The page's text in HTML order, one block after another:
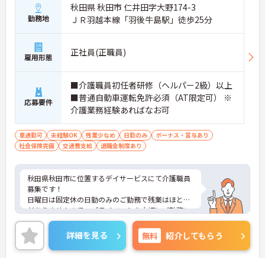
勤務地
秋田県 秋田市 仁井田字大野174-3
ＪＲ羽越本線「羽後牛島駅」徒歩25分
雇用形態 正社員(正職員)
応募要件
■介護職員初任者研修（ヘルパー2級）以上
■普通自動車運転免許必須（AT限定可） ※
介護業務経験あればなお可
車通勤可 未経験OK 残業少なめ 日勤のみ
ボーナス・賞与あり
社会保険完備
交通費支給 退職金制度あり
秋田県秋田市に位置するデイサービスにて介護職員
募集です！
日曜日は固定休の日勤のみのご勤務で残業はほとん
だありませんので、プライベートを大切にご勤務い
ただけます。
ご興味ある方には、面接対策ポイントなど、さらに
詳細をお話しいたしますのでお気軽にご相談くださ
い！
詳細を見る 無料 紹介してもらう